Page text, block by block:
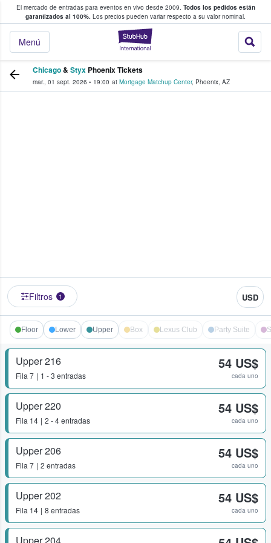
El mercado de entradas para eventos en vivo desde 2009. Todos los pedidos están
garantizados al 100%. Los precios pueden variar respecto a su valor nominal.
StubHub:
Menú
y venta de entradas entre fans
Chicago& Styx Phoenix Tickets
mar., 01 sept. 2026 • 19:00 at Mortgage Matchup Center, Phoenix, AZ
Filtros 1 USD
Floor Lower Upper Box Lexus Club Party Suite
Upper 216
Fila 7 1 - 3 entradas
54 US$
cada uno
Upper 220
Fila 14 2 - 4 entradas
54 US$
cada uno
Upper 206
Fila 7 2 entradas
54 US$
cada uno
Upper 202
Fila 14 8 entradas
54 US$
cada uno